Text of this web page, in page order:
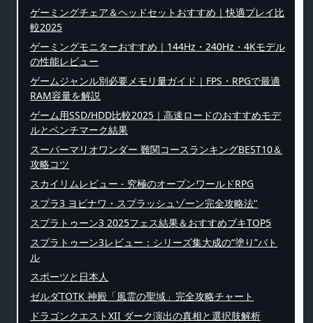
ゲーミングチェア＆ヘッドセットおすすめ｜快適プレイ比
較2025
ゲーミングモニターおすすめ｜144Hz・240Hz・4Kモデル
の性能レビュー
ゲームジャンル別必要メモリ量ガイド｜FPS・RPGで最適
RAM容量を解説
ゲーム用SSD/HDD比較2025｜高速ロードのおすすめモデ
ルとベンチマーク結果
スーパーマリオワンダー 難関コースランキングBEST10＆
攻略コツ
スカイリムレビュー - 究極のオープンワールドRPG
スプラ3 ヨビナワ・スプラッシュゾーン完全攻略法"
スプラトゥーン3 2025フェス結果＆おすすめブキTOP5
スプラトゥーン3レビュー：シリーズ集大成の“塗り”バト
ル
スポーツと日本人
ゼルダTOTK 神殿「風霊の聖域」完全攻略チャート
ドラゴンクエストXII ダーク演出の真相と選択肢解析